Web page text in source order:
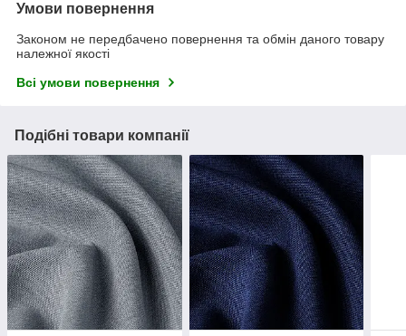
Умови повернення
Законом не передбачено повернення та обмін даного товару
належної якості
Всі умови повернення
Подібні товари компанії